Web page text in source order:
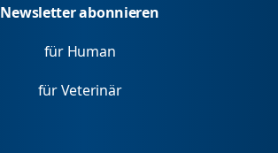
Newsletter abonnieren
für Human
für Veterinär